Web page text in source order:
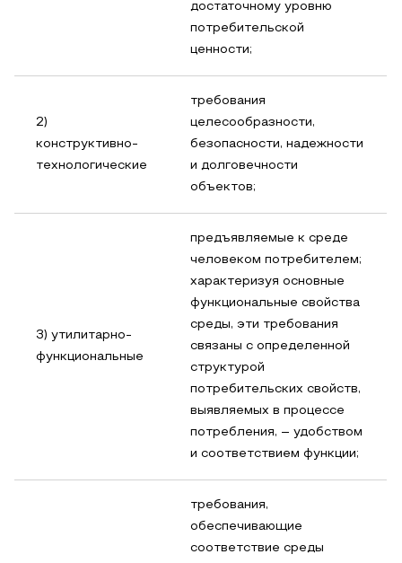
достаточному уровню
потребительской
ценности;
2)
конструктивно-
технологические
требования
целесообразности,
безопасности, надежности
и долговечности
объектов;
3) утилитарно-
функциональные
предъявляемые к среде
человеком потребителем;
характеризуя основные
функциональные свойства
среды, эти требования
связаны с определенной
структурой
потребительских свойств,
выявляемых в процессе
потребления, – удобством
и соответствием функции;
требования,
обеспечивающие
соответствие среды